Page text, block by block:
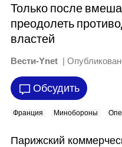
Только после
преодолеть
властей
Вести-Ynet |
Обсудить
Франция Минобороны
Парижский